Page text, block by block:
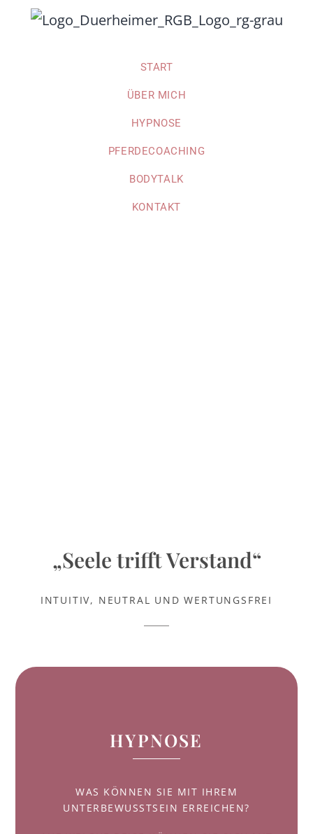
START
ÜBER MICH
HYPNOSE
PFERDECOACHING
BODYTALK
KONTAKT
„Seele trifft Verstand“
INTUITIV, NEUTRAL UND WERTUNGSFREI
HYPNOSE
WAS KÖNNEN SIE MIT IHREM
UNTERBEWUSSTSEIN ERREICHEN?